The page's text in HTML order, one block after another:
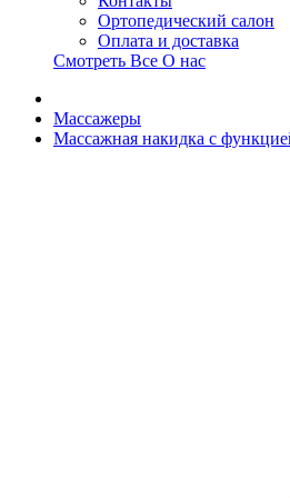
Ортопедический салон
Оплата и доставка
Смотреть Все О нас
Массажеры
Массажная накидка с